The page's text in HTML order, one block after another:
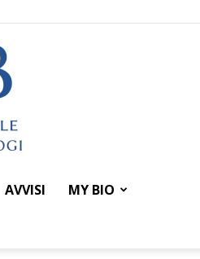
AVVISI MY BIO